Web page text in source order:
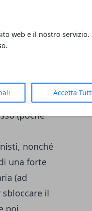
web e il nostro servizio.
Accetta
qualora
per uno
o
al suo
(poche
nonché
una forte
(ad
il
poi